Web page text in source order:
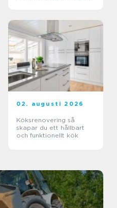
02. augusti 2026
Köksrenovering så
skapar du ett hållbart
och funktionellt kök